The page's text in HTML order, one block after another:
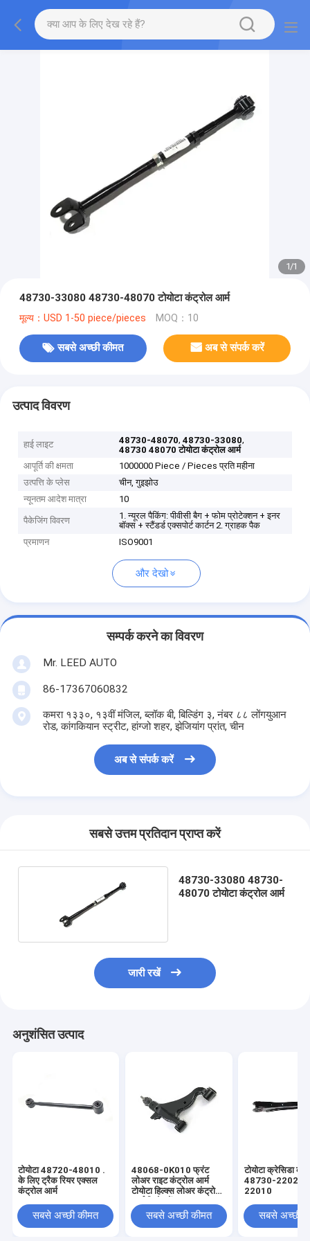
1/1
48730-33080 48730-48070 टोयोटा कंट्रोल आर्म
मूल्य：USD 1-50 piece/pieces MOQ：10
सबसे अच्छी कीमत अब से संपर्क करें
उत्पाद विवरण
हाई लाइट 48730-48070,48730-33080,
48730 48070 टोयोटा कंट्रोल आर्म
आपूर्ति की क्षमता
1000000 Piece / Pieces प्रति महीना
उत्पत्ति के प्लेस
चीन, गुइझोउ
न्यूनतम आदेश मात्रा
10
पैकेजिंग विवरण
1. न्यूरल पैकिंग: पीवीसी बैग + फोम प्रोटेक्शन + इनर
बॉक्स + स्टैंडर्ड एक्सपोर्ट कार्टन 2. ग्राहक पैक
प्रमाणन
ISO9001
और देखो
सम्पर्क करने का विवरण
Mr. LEED AUTO
86-17367060832
कमरा १३३०, १३वीं मंजिल, ब्लॉक बी, बिल्डिंग ३, नंबर ८८ लोंगयुआन
रोड, कांगकियान स्ट्रीट, हांग्जो शहर, झेजियांग प्रांत, चीन
अब से संपर्क करें
सबसे उत्तम प्रतिदान प्राप्त करें
48730-33080 48730-
48070 टोयोटा कंट्रोल आर्म
जारी रखें
अनुशंसित उत्पाद
टोयोटा 48720-48010 .
के लिए ट्रैक रियर एक्सल
कंट्रोल आर्म
सबसे अच्छी कीमत
48068-0K010 फ्रंट
लोअर राइट कंट्रोल आर्म
टोयोटा हिल्क्स लोअर कंट्रोल
सबसे अच्छी कीमत
टोयोटा क्रेसिडा
48730-22020
22010
सबसे अच्छी